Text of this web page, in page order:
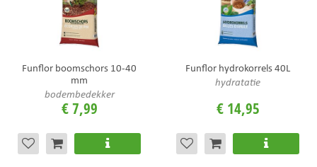
Funflor boomschors 10-40
mm
bodembedekker
€7,99
Funflor hydrokorrels 40L
hydratatie
€ 14,95